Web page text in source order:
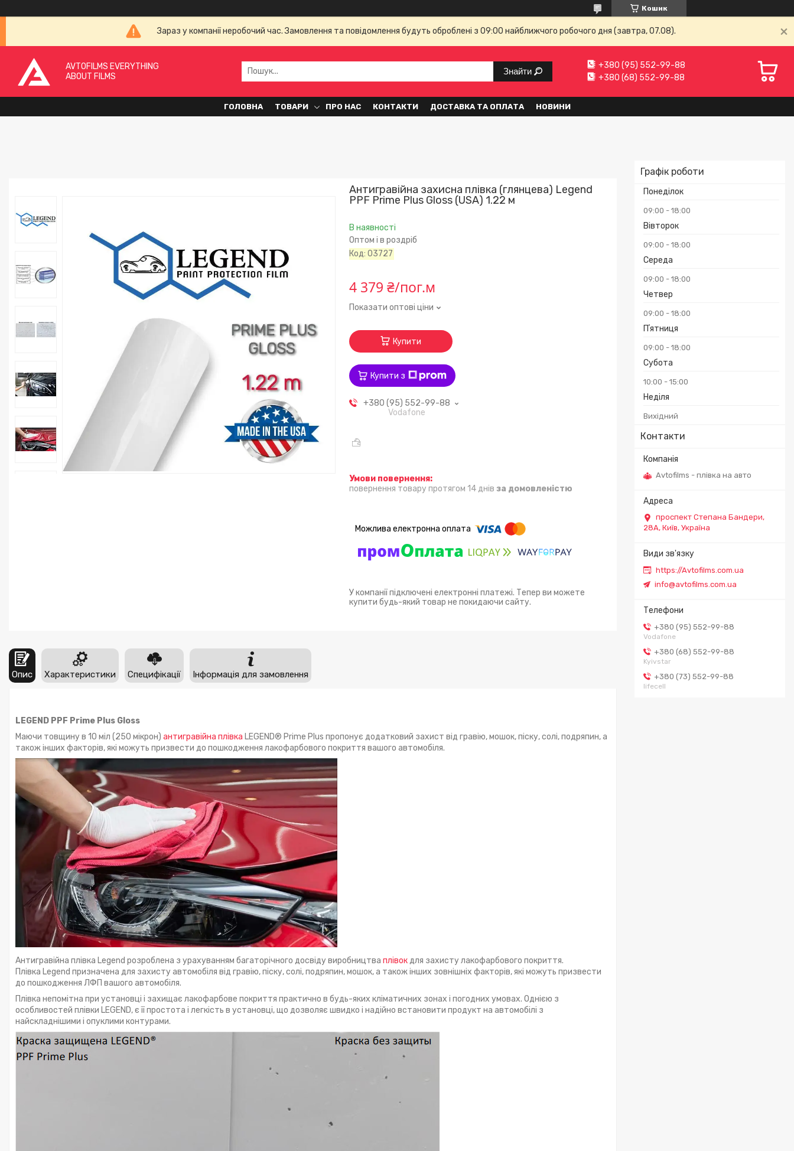
Кошик
Зараз у компанії неробочий час. Замовлення та повідомлення будуть оброблені з 09:00 найближчого робочого дня (завтра, 07.08).
AVTOFILMS EVERYTHING
ABOUT FILMS
Знайти
+380 (95) 552-99-88
+380 (68) 552-99-88
ГОЛОВНА ТОВАРИ ПРО НАС КОНТАКТИ ДОСТАВКА ТА ОПЛАТА НОВИНИ
Графік роботи
Понеділок
09:00 18:00
Вівторок
09:00 18:00
Середа
09:00 18:00
Четвер
09:00 18:00
Пʼятниця
09:00 18:00
Субота
10:00 15:00
Неділя
Вихідний
Контакти
Avtofilms - плівка на авто
проспект Степана Бандери,
28А, Київ, Україна
https://Avtofilms.com.ua
info@avtofilms.com.ua
+380 (95) 552-99-88
Vodafone
+380 (68) 552-99-88
Kyivstar
+380 (73) 552-99-88
lifecell
Антигравійна захисна плівка (глянцева) Legend
PPF Prime Plus Gloss (USA) 1.22 м
В наявності
Оптом і в роздріб
Код:03727
4 379 ₴/пог.м
Показати оптові ціни
Купити
Купити з
+380 (95) 552-99-88
Vodafone
повернення товару протягом 14 днів за домовленістю
У компанії підключені електронні платежі. Тепер ви можете
купити будь-який товар не покидаючи сайту.
Опис Характеристики Специфікації Інформація для замовлення
LEGEND PPF Prime Plus Gloss
Маючи товщину в 10 міл (250 мікрон) антигравійна плівка LEGEND® Prime Plus пропонує додатковий захист від гравію, мошок, піску, солі, подряпин, а
також інших факторів, які можуть призвести до пошкодження лакофарбового покриття вашого автомобіля.
Антигравійна плівка Legend розроблена з урахуванням багаторічного досвіду виробництва плівокдля захисту лакофарбового покриття.
Плівка Legend призначена для захисту автомобіля від гравію, піску, солі, подряпин, мошок, а також інших зовнішніх факторів, які можуть призвести
до пошкодження ЛФП вашого автомобіля.
Плівка непомітна при установці і захищає лакофарбове покриття практично в будь-яких кліматичних зонах і погодних умовах. Однією з
особливостей плівки LEGEND, є її простота і легкість в установці, що дозволяє швидко і надійно встановити продукт на автомобілі з
найскладнішими і опуклими контурами.